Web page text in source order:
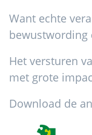
Want echte
bewustwording
Het versturen
met grote
Download de